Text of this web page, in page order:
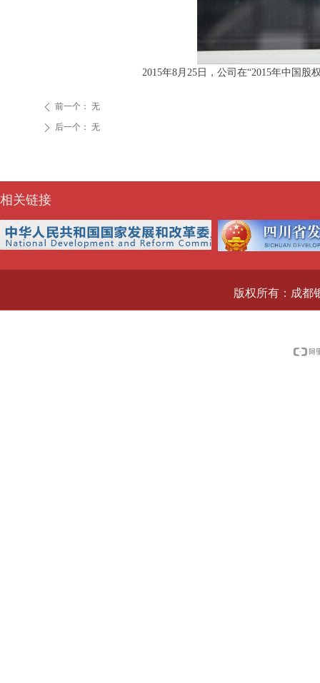
2015年8月25日，公司在“2015年中国
ꄲ 后一个： 无
ꄴ 前一个： 无
版权所有：成都
相关链接